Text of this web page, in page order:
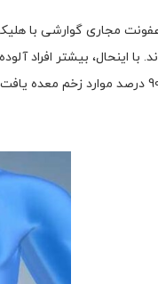
مجاری گوارشی با
زخم معده یافت می شود.